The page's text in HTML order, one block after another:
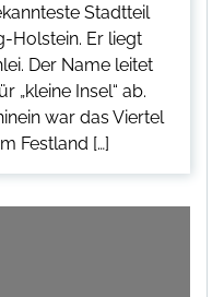
Stadtteil
Holstein. Er liegt
Der Name leitet
„kleine Insel“ ab.
war das Viertel
Festland […]